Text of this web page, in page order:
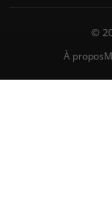
©
À propos